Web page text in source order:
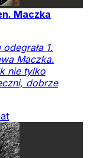
Maczka
1.
Maczka.
nie tylko
dobrze